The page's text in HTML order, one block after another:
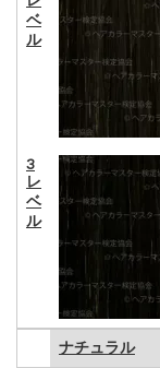
ベ
ル
3
レ
ベ
ル
ナチュラル